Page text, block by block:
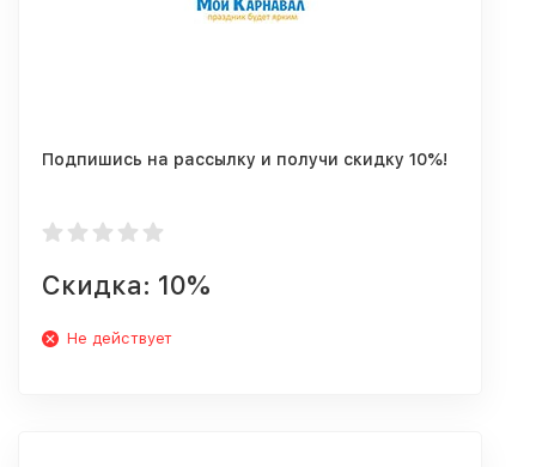
Подпишись на рассылку и получи скидку 10%!
Скидка: 10%
Не действует